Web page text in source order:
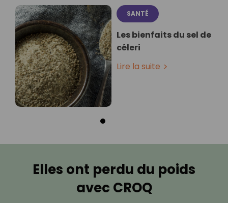
SANTÉ
Les bienfaits du sel de
céleri
Lire la suite
Elles ont perdu du poids
avec CROQ